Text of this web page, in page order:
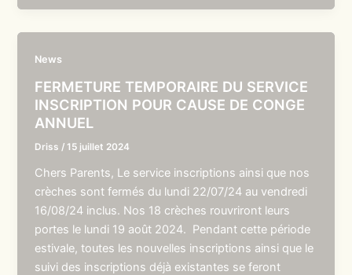
News
FERMETURE TEMPORAIRE DU SERVICE
INSCRIPTION POUR CAUSE DE CONGE
ANNUEL
Driss /15 juillet 2024
Chers Parents, Le service inscriptions ainsi que nos
crèches sont fermés du lundi 22/07/24 au vendredi
16/08/24 inclus. Nos 18 crèches rouvriront leurs
portes le lundi 19 août 2024. Pendant cette période
estivale, toutes les nouvelles inscriptions ainsi que le
suivi des inscriptions déjà existantes se feront